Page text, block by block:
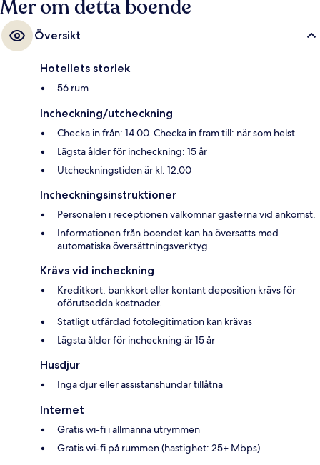
Mer om detta boende
Översikt
Hotellets storlek
56 rum
Incheckning/utcheckning
Checka in från: 14.00. Checka in fram till: när som helst.
Lägsta ålder för incheckning: 15 år
Utcheckningstiden är kl. 12.00
Incheckningsinstruktioner
Personalen i receptionen välkomnar gästerna vid ankomst.
Informationen från boendet kan ha översatts med
automatiska översättningsverktyg
Krävs vid incheckning
Kreditkort, bankkort eller kontant deposition krävs för
oförutsedda kostnader.
Statligt utfärdad fotolegitimation kan krävas
Lägsta ålder för incheckning är 15 år
Husdjur
Inga djur eller assistanshundar tillåtna
Internet
Gratis wi-fi i allmänna utrymmen
Gratis wi-fi på rummen (hastighet: 25+ Mbps)